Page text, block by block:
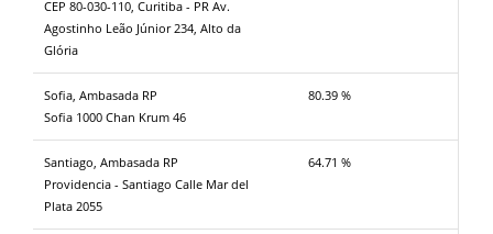
CEP 80-030-110, Curitiba - PR Av.
Agostinho Leão Júnior 234, Alto da
Glória
Sofia, Ambasada RP
Sofia 1000 Chan Krum 46
80.39 %
Santiago, Ambasada RP
Providencia - Santiago Calle Mar del
Plata 2055
64.71 %